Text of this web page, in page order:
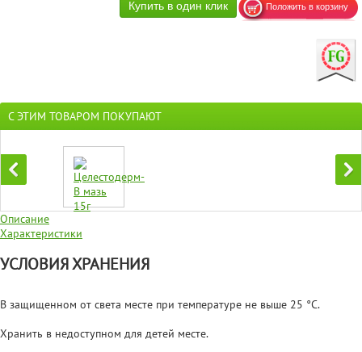
С ЭТИМ ТОВАРОМ ПОКУПАЮТ
Описание
Характеристики
УСЛОВИЯ ХРАНЕНИЯ
В защищенном от света месте при температуре не выше 25 °С.
Хранить в недоступном для детей месте.